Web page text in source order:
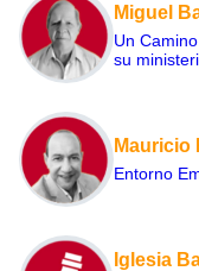
Miguel
Un
su
Mauricio
Entorno
Iglesia